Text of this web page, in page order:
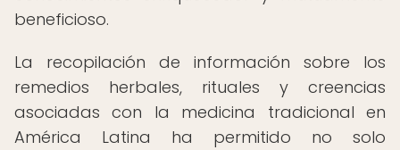
beneficioso.
La recopilación de información sobre los
remedios herbales, rituales y creencias
asociadas con la medicina tradicional en
América Latina ha permitido no solo